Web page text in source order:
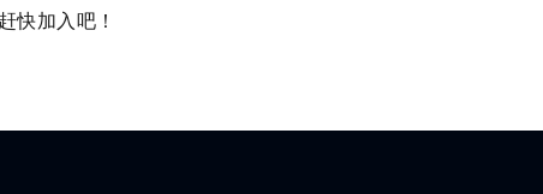
快加入吧！